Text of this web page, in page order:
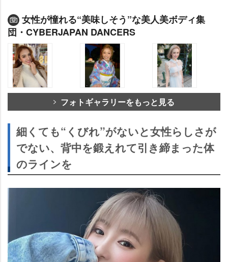
女性が憧れる“美味しそう”な美人美ボディ集
団・CYBERJAPAN DANCERS
フォトギャラリーをもっと見る
細くても“くびれ”がないと女性らしさが
でない、背中を鍛えれて引き締まった体
のラインを